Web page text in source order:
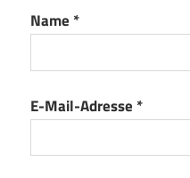
Name *
E-Mail-Adresse *